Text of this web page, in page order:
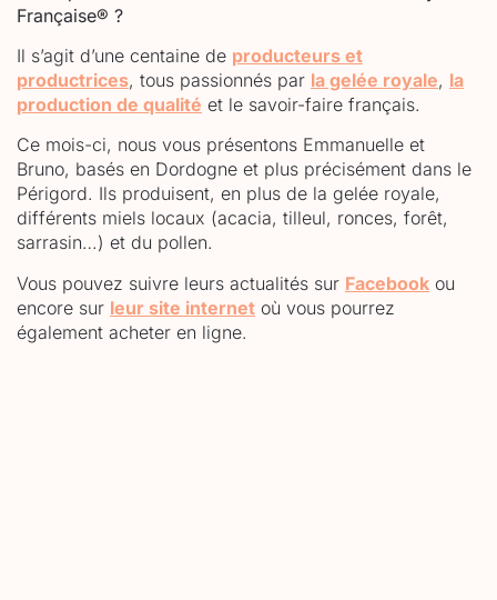
Française® ?
Il s’agit d’une centaine de producteurs et
productrices, tous passionnés par la gelée royale, la
production de qualité et le savoir-faire français.
Ce mois-ci, nous vous présentons Emmanuelle et
Bruno, basés en Dordogne et plus précisément dans le
Périgord. Ils produisent, en plus de la gelée royale,
différents miels locaux (acacia, tilleul, ronces, forêt,
sarrasin…) et du pollen.
Vous pouvez suivre leurs actualités sur Facebook ou
encore sur leur site internet où vous pourrez
également acheter en ligne.